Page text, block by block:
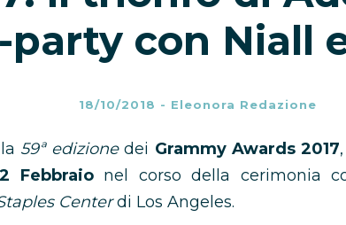
party con Niall
18/10/2018 - Eleonora Redazione
59ª edizionedei Grammy Awards 2017
Febbraio nel corso della cerimonia
Centerdi Los Angeles.